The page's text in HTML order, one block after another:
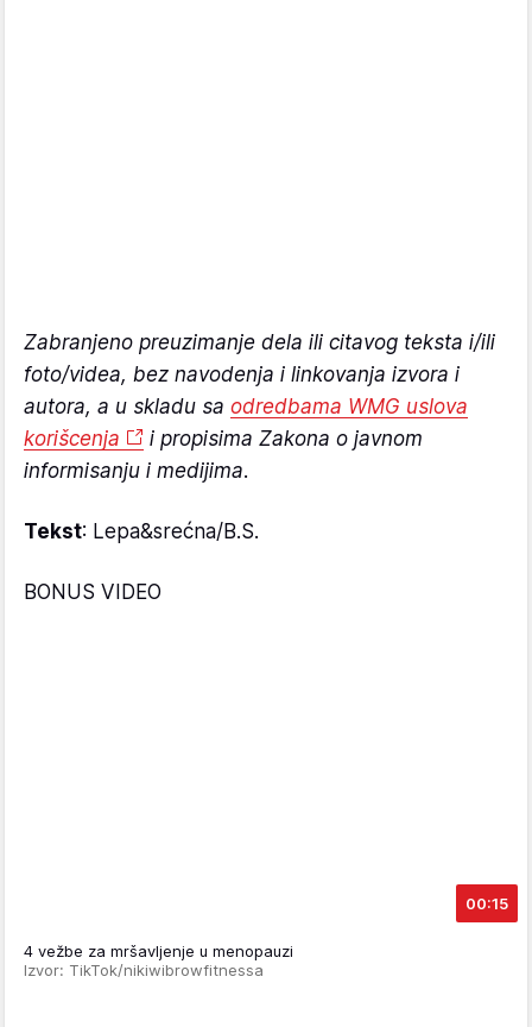
Zabranjeno preuzimanje dela ili citavog teksta i/ili
foto/videa, bez navodenja i linkovanja izvora i
autora, a u skladu sa odredbama WMG uslova
korišcenja
i propisima Zakona o javnom
informisanju i medijima.
Tekst: Lepa&srećna/B.S.
BONUS VIDEO
00:15
4 vežbe za mršavljenje u menopauzi
Izvor: TikTok/nikiwibrowfitnessa